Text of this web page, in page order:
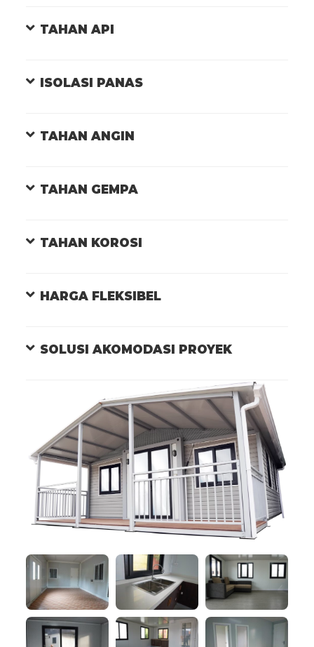
TAHAN API
ISOLASI PANAS
TAHAN ANGIN
TAHAN GEMPA
TAHAN KOROSI
HARGA FLEKSIBEL
SOLUSI AKOMODASI PROYEK